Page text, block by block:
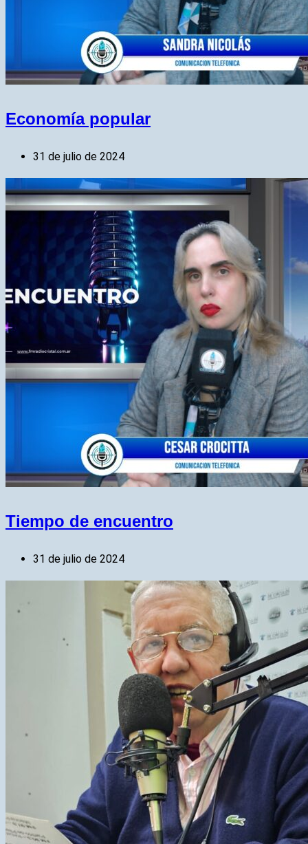
Economía popular
31 de julio de 2024
Tiempo de encuentro
31 de julio de 2024